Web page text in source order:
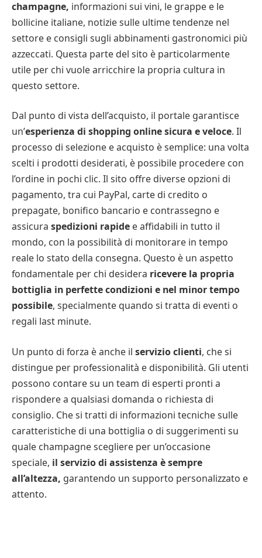
champagne, informazioni sui vini, le grappe e le
bollicine italiane, notizie sulle ultime tendenze nel
settore e consigli sugli abbinamenti gastronomici più
azzeccati. Questa parte del sito è particolarmente
utile per chi vuole arricchire la propria cultura in
questo settore.
Dal punto di vista dell’acquisto, il portale garantisce
un’esperienza di shopping online sicura e veloce. Il
processo di selezione e acquisto è semplice: una volta
scelti i prodotti desiderati, è possibile procedere con
l’ordine in pochi clic. Il sito offre diverse opzioni di
pagamento, tra cui PayPal, carte di credito o
prepagate, bonifico bancario e contrassegno e
assicura spedizioni rapide e affidabili in tutto il
mondo, con la possibilità di monitorare in tempo
reale lo stato della consegna. Questo è un aspetto
fondamentale per chi desidera ricevere la propria
bottiglia in perfette condizioni e nel minor tempo
possibile, specialmente quando si tratta di eventi o
regali last minute.
Un punto di forza è anche il servizio clienti, che si
distingue per professionalità e disponibilità. Gli utenti
possono contare su un team di esperti pronti a
rispondere a qualsiasi domanda o richiesta di
consiglio. Che si tratti di informazioni tecniche sulle
caratteristiche di una bottiglia o di suggerimenti su
quale champagne scegliere per un’occasione
speciale, il servizio di assistenza è sempre
all’altezza, garantendo un supporto personalizzato e
attento.